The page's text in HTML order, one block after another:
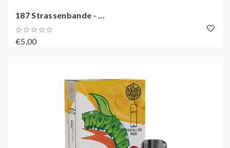
187 Strassenbande - ...
€5,00